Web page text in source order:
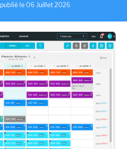
publié le 06 Juillet 2026